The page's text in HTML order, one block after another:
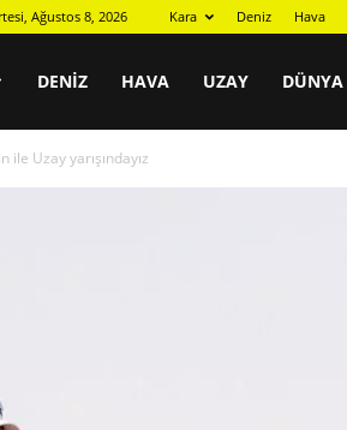
Ağustos 8, 2026 Kara Deniz Hava
DENIZ HAVA UZAY DÜNYA
ile Uzay yarışındayız